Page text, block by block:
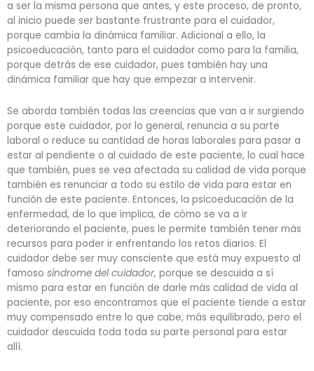
a ser la misma persona que antes, y este proceso, de pronto,
al inicio puede ser bastante frustrante para el cuidador,
porque cambia la dinámica familiar. Adicional a ello, la
psicoeducación, tanto para el cuidador como para la familia,
porque detrás de ese cuidador, pues también hay una
dinámica familiar que hay que empezar a intervenir.
Se aborda también todas las creencias que van a ir surgiendo
porque este cuidador, por lo general, renuncia a su parte
laboral o reduce su cantidad de horas laborales para pasar a
estar al pendiente o al cuidado de este paciente, lo cual hace
que también, pues se vea afectada su calidad de vida porque
también es renunciar a todo su estilo de vida para estar en
función de este paciente. Entonces, la psicoeducación de la
enfermedad, de lo que implica, de cómo se va a ir
deteriorando el paciente, pues le permite también tener más
recursos para poder ir enfrentando los retos diarios. El
cuidador debe ser muy consciente que está muy expuesto al
famoso síndrome del cuidador, porque se descuida a sí
mismo para estar en función de darle más calidad de vida al
paciente, por eso encontramos que el paciente tiende a estar
muy compensado entre lo que cabe, más equilibrado, pero el
cuidador descuida toda toda su parte personal para estar
allí.